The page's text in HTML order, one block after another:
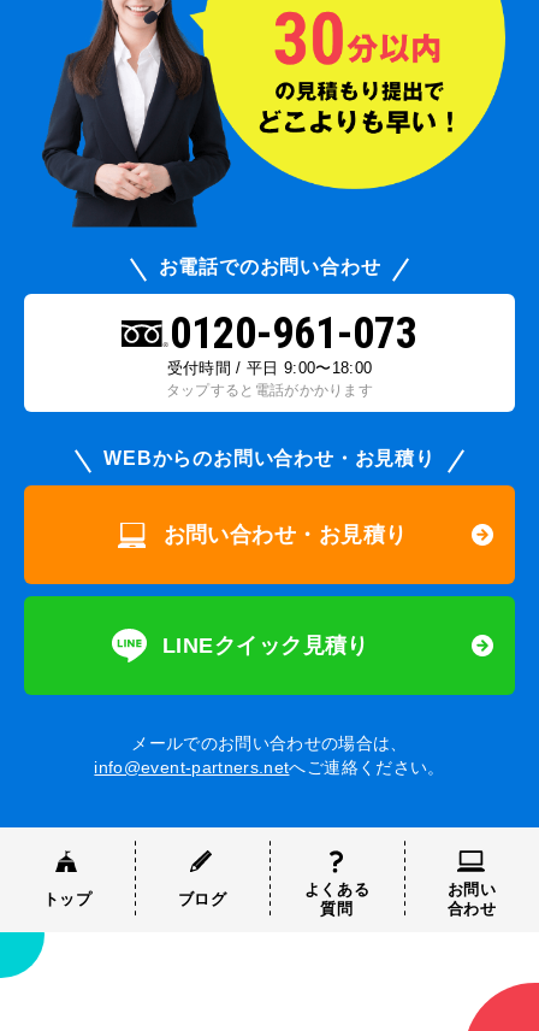
お電話でのお問い合わせ
0120-961-073
受付時間 / 平日 9:00〜18:00
タップすると電話がかかります
WEBからのお問い合わせ・お見積り
お問い合わせ・お見積り
LINEクイック見積り
メールでのお問い合わせの場合は、
info@event-partners.netへご連絡ください。
トップ ブログ
よくある
質問
お問い
合わせ